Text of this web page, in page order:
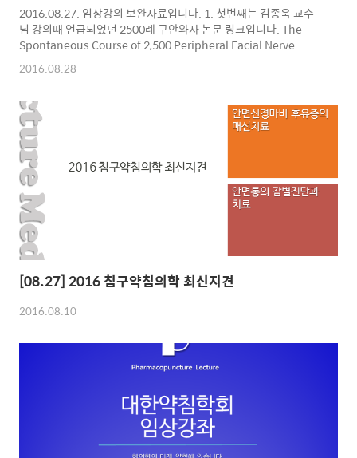
2016.08.27. 임상강의 보완자료입니다. 1. 첫번째는 김종욱 교수
님 강의때 언급되었던 2500례 구안와사 논문 링크입니다. The
Spontaneous Course of 2,500 Peripheral Facial Nerve
Palsies of Different Etiologies 2. Treatment algorithm for
subjects with facial paralysis 구글 검색을 하면 여러가지 알고
립니다. 3. 김민정 교수님의 구안와사 매선 시술 영상입니다. 720p
고화질 모드로 보세요.(2-3주 정도 게시후 삭제될 수 있습니다.)
2016.08.28
[08.27] 2016 침구약침의학 최신지견
2016.08.10